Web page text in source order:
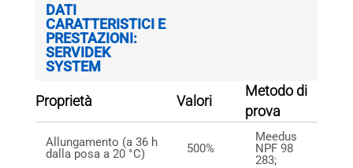
DATI
CARATTERISTICI E
PRESTAZIONI:
SERVIDEK
SYSTEM
Proprietà Valori
Metodo di
prova
Allungamento (a 36 h
dalla posa a 20 °C)
500%
Meedus
NPF 98
283;